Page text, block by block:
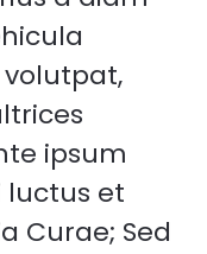
volutpat,
ipsum
luctus et
Curae; Sed